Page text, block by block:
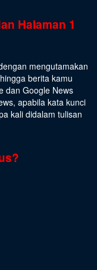
Halaman 1
mengutamakan
berita kamu
dan Google News
apabila kata kunci
kali didalam tulisan